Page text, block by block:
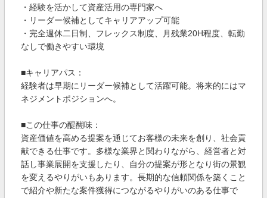
・経験を活かして資産活用の専門家へ
・リーダー候補としてキャリアアップ可能
・完全週休二日制、フレックス制度、月残業20H程度、転勤
なしで働きやすい環境
■キャリアパス：
経験者は早期にリーダー候補として活躍可能。将来的にはマ
ネジメントポジションへ。
■この仕事の醍醐味：
資産価値を高める提案を通じてお客様の未来を創り、社会貢
献できる仕事です。多様な業界と関わりながら、経営者と対
話し事業展開を支援したり、自分の提案が形となり街の景観
を変えるやりがいもあります。長期的な信頼関係を築くこと
で紹介や新たな案件獲得につながるやりがいのある仕事で